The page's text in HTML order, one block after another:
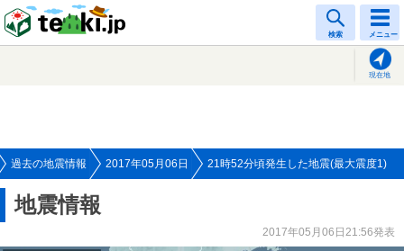
検索 メニュー
現在地
過去の地震情報 2017年05月06日 21時52分頃発生した地震(最大震度1)
地震情報
2017年05月06日21:56発表